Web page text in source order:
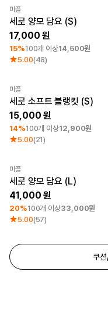
최소 주문수량 1개
마플
세로 양모 담요 (S)
17,000
15%100개 이상14,500원
5.00(48)
최소 주문수량 1개
마플
세로 소프트 블랭킷 (S)
15,000
14%100개 이상12,900원
5.00(21)
최소 주문수량 1개
마플
세로 양모 담요 (L)
41,000
20%100개 이상33,000원
5.00(57)
쿠션